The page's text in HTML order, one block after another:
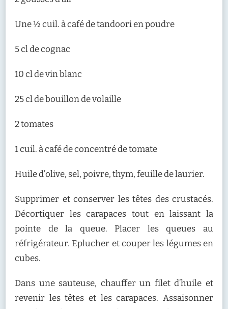
Une ½ cuil. à café de tandoori en poudre
5 cl de cognac
10 cl de vin blanc
25 cl de bouillon de volaille
2 tomates
1 cuil. à café de concentré de tomate
Huile d’olive, sel, poivre, thym, feuille de laurier.
Supprimer et conserver les têtes des crustacés.
Décortiquer les carapaces tout en laissant la
pointe de la queue. Placer les queues au
réfrigérateur. Eplucher et couper les légumes en
cubes.
Dans une sauteuse, chauffer un filet d’huile et
revenir les têtes et les carapaces. Assaisonner